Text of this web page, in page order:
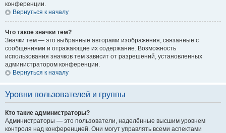
конференции.
Вернуться к началу
Что такое значки тем?
Значки тем — это выбранные авторами изображения, связанные с
сообщениями и отражающие их содержание. Возможность
использования значков тем зависит от разрешений, установленных
администратором конференции.
Вернуться к началу
Уровни пользователей и группы
Кто такие администраторы?
Администраторы — это пользователи, наделённые высшим уровнем
контроля над конференцией. Они могут управлять всеми аспектами